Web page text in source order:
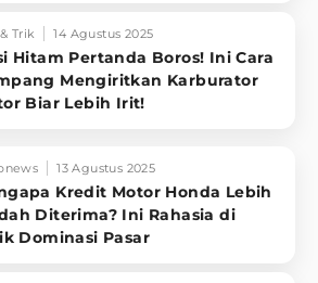
Trik 14 Agustus 2025
Hitam Pertanda Boros! Ini Cara
Mengiritkan Karburator
Biar Lebih Irit!
13 Agustus 2025
Kredit Motor Honda Lebih
Diterima? Ini Rahasia di
Dominasi Pasar